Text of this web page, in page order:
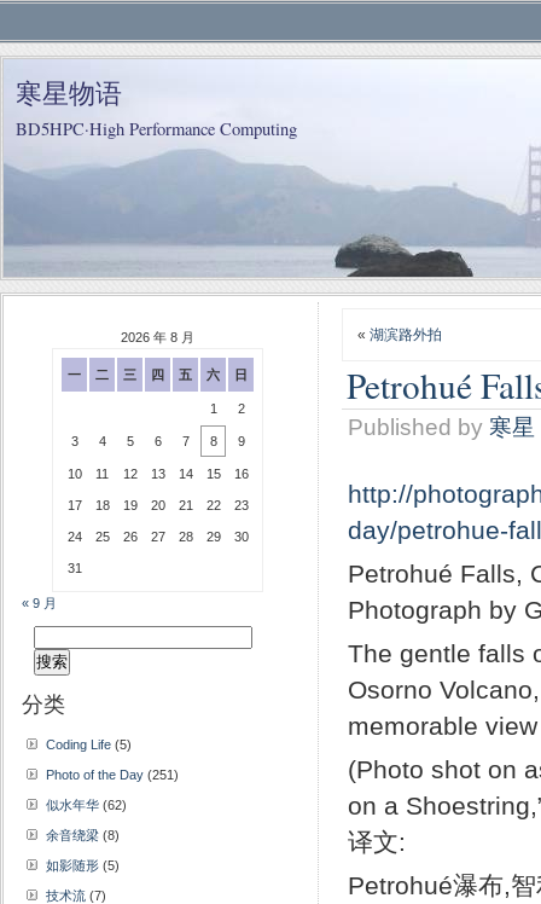
寒星物语
BD5HPC·High Performance Computing
« 湖滨路外拍
Petrohué
Published by 寒星
http://
day/petrohue-
Petrohué Falls,
Photograph by
The gentle falls
Osorno
memorable
(Photo shot on
on a
译文:
Petrohué瀑布,
2026 年 8 月
一 二 三 四 五 六 日
1 2
3 4 5 6 7 8 9
10 11 12 13 14 15 16
17 18 19 20 21 22 23
24 25 26 27 28 29 30
31
« 9 月
索：
分类
Coding Life (5)
Photo of the Day (251)
似水年华 (62)
余音绕梁 (8)
如影随形 (5)
技术流 (7)